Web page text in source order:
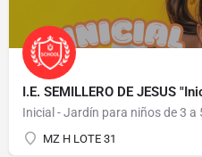
I.E. SEMILLERO DE JESUS
Inicial - Jardín para niños de 3 a
MZ H LOTE 31